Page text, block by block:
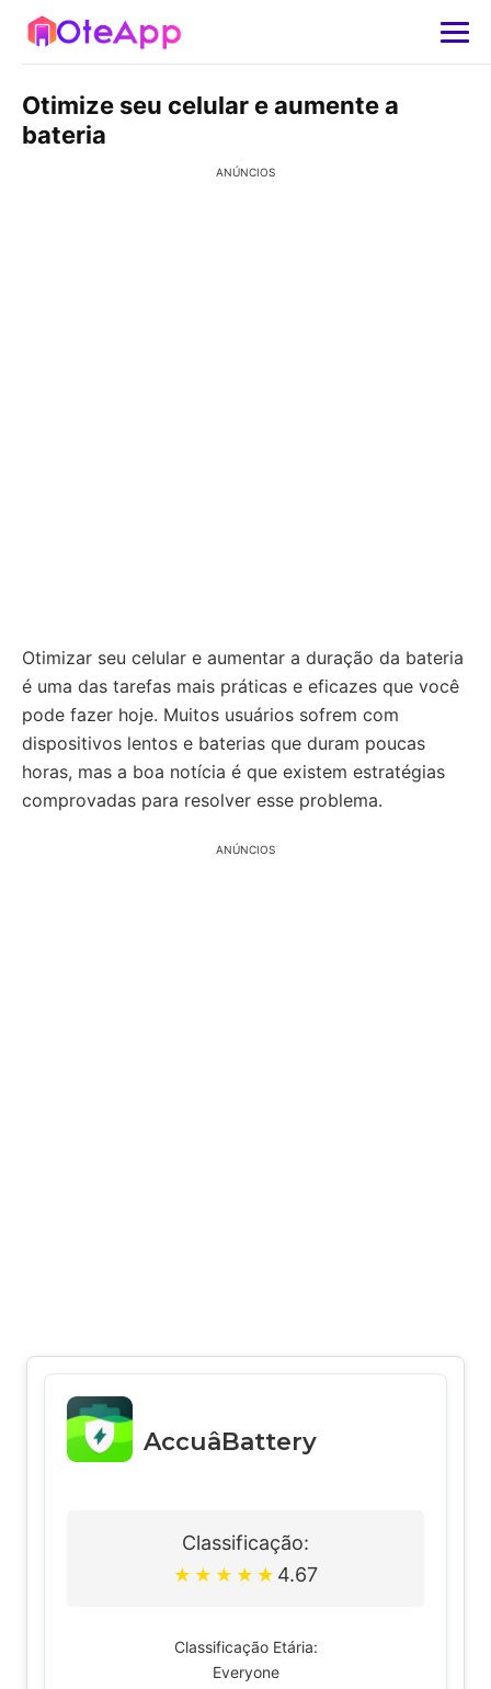
Otimize seu celular e aumente a
bateria
ANÚNCIOS
Otimizar seu celular e aumentar a duração da bateria
é uma das tarefas mais práticas e eficazes que você
pode fazer hoje. Muitos usuários sofrem com
dispositivos lentos e baterias que duram poucas
horas, mas a boa notícia é que existem estratégias
comprovadas para resolver esse problema.
ANÚNCIOS
AccuâBattery
Classificação:
★ ★ ★ ★ ★ 4.67
Classificação Etária:
Everyone